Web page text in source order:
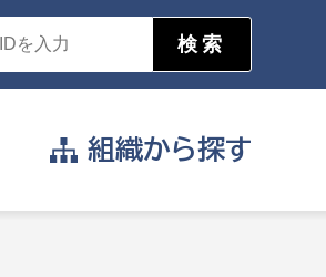
組織から探す